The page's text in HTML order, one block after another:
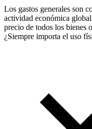
Los gastos generales son
actividad económica
precio de todos los bienes
¿Siempre importa el uso